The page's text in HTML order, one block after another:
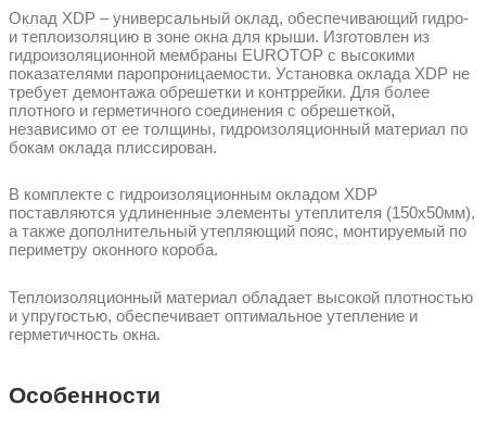
Оклад XDP – универсальный оклад, обеспечивающий гидро-
и теплоизоляцию в зоне окна для крыши. Изготовлен из
гидроизоляционной мембраны EUROTOP с высокими
показателями паропроницаемости. Установка оклада XDP не
требует демонтажа обрешетки и контррейки. Для более
плотного и герметичного соединения с обрешеткой,
независимо от ее толщины, гидроизоляционный материал по
бокам оклада плиссирован.
В комплекте с гидроизоляционным окладом XDP
поставляются удлиненные элементы утеплителя (150x50мм),
а также дополнительный утепляющий пояс, монтируемый по
периметру оконного короба.
Теплоизоляционный материал обладает высокой плотностью
и упругостью, обеспечивает оптимальное утепление и
герметичность окна.
Особенности